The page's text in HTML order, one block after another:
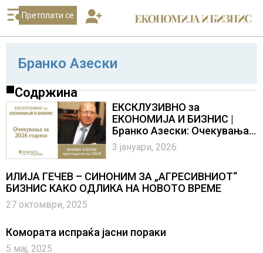
Претплати се
Бранко Азески
Содржина
ЕКСКЛУЗИВНО за
ЕКОНОМИЈА И БИЗНИС |
Бранко Азески: Очекувања
за 2026 година
3 јануари, 2026
ИЛИЈА ГЕЧЕВ – СИНОНИМ ЗА „АГРЕСИВНИОТ“
БИЗНИС КАКО ОДЛИКА НА НОВОТО ВРЕМЕ
27 октомври, 2025
Комората испраќа јасни пораки
5 мај, 2025